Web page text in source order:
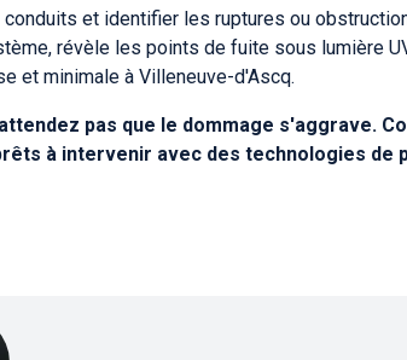
et identifier les ruptures ou
révèle les points de fuite sous lumière
et minimale à Villeneuve-d'Ascq.
pas que le dommage s'aggrave.
à intervenir avec des technologies